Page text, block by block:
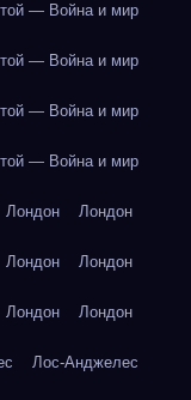
— Война и мир
— Война и мир
— Война и мир
— Война и мир
Лондон Лондон
Лондон Лондон
Лондон Лондон
Лос-Анджелес